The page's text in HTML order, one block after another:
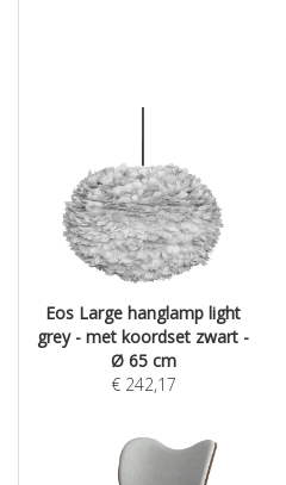
Eos Large hanglamp light
grey - met koordset zwart -
Ø 65 cm
€ 242,17